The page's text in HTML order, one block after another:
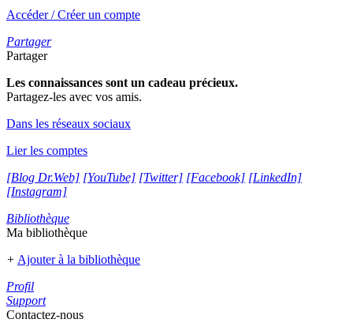
Accéder / Créer un compte
Partager
Partager
Les connaissances sont un cadeau précieux.
Partagez-les avec vos amis.
Dans les réseaux sociaux
Lier les comptes
[Blog Dr.Web] [YouTube] [Twitter] [Facebook] [LinkedIn]
[Instagram]
Bibliothèque
Ma bibliothèque
+ Ajouter à la bibliothèque
Profil
Support
Contactez-nous